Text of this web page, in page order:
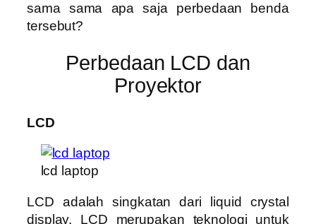
sama sama apa saja perbedaan benda
tersebut?
Perbedaan LCD dan
Proyektor
LCD
lcd laptop
LCD adalah singkatan dari liquid crystal
display. LCD merupakan teknologi untuk